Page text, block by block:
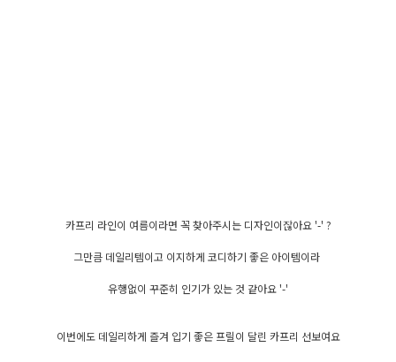
카프리 라인이 여름이라면 꼭 찾아주시는 디자인이잖아요 '-' ?
그만큼 데일리템이고 이지하게 코디하기 좋은 아이템이라
유행없이 꾸준히 인기가 있는 것 같아요 '-'
이번에도 데일리하게 즐겨 입기 좋은 프릴이 달린 카프리 선보여요